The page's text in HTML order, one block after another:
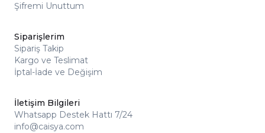
Şifremi Unuttum
Siparişlerim
Sipariş Takip
Kargo ve Teslimat
İptal-İade ve Değişim
İletişim Bilgileri
Whatsapp Destek Hattı 7/24
info@caisya.com